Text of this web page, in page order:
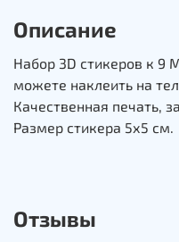
Описание
Набор 3D стикеров к
можете наклеить на
Качественная печать,
Размер стикера 5х5 см.
Отзывы